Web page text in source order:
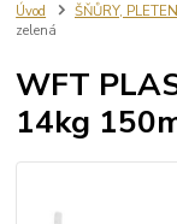
Úvod ŠŇŮRY,
zelená
WFT
14kg